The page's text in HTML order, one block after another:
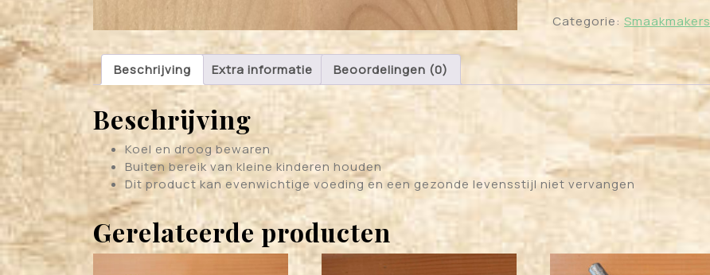
Categorie:Smaakmakers
Beschrijving Extra informatie Beoordelingen (0)
Beschrijving
Koel en droog bewaren
Buiten bereik van kleine kinderen houden
Dit product kan evenwichtige voeding en een gezonde levensstijl niet vervangen
Gerelateerde producten